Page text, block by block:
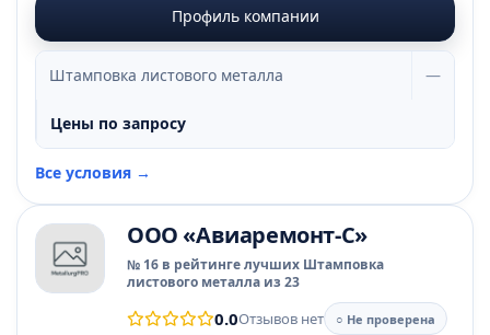
Профиль компании
Штамповка листового металла —
Цены по запросу
Все условия →
ООО «Авиаремонт-С»
№ 16 в рейтинге лучших Штамповка
листового металла из 23
0.0Отзывов нет
○ Не проверена